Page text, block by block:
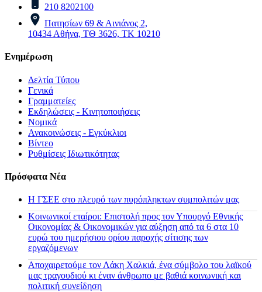
210 8202100
Πατησίων 69 & Αινιάνος 2,
10434 Αθήνα, ΤΘ 3626, ΤΚ 10210
Ενημέρωση
Δελτία Τύπου
Γενικά
Γραμματείες
Εκδηλώσεις - Κινητοποιήσεις
Νομικά
Ανακοινώσεις - Εγκύκλιοι
Βίντεο
Ρυθμίσεις Ιδιωτικότητας
Πρόσφατα Νέα
H ΓΣΕΕ στο πλευρό των πυρόπληκτων συμπολιτών μας
Κοινωνικοί εταίροι: Επιστολή προς τον Υπουργό Εθνικής
Οικονομίας & Οικονομικών για αύξηση από τα 6 στα 10
ευρώ του ημερήσιου ορίου παροχής σίτισης των
εργαζόμενων
Αποχαιρετούμε τον Λάκη Χαλκιά, ένα σύμβολο του λαϊκού
μας τραγουδιού κι έναν άνθρωπο με βαθιά κοινωνική και
πολιτική συνείδηση